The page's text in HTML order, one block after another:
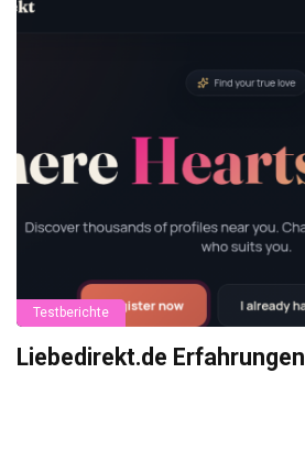
Testberichte
Liebedirekt.de Erfahrungen